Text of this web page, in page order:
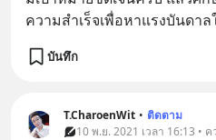
ความสำเร็จเพื่อหาแรงบันดาล
บันทึก
T.CharoenWit • ติดตาม
10 พ.ย. 2021 เวลา 16:13 •